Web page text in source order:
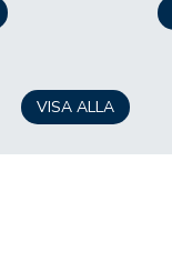
VISA ALLA